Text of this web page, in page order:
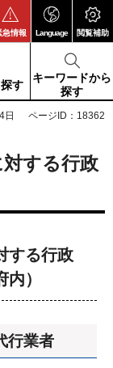
急情報 Language 閲覧補助
す
キーワードから
探す
日 ページID：18362
する行政
する行政
）
行業者